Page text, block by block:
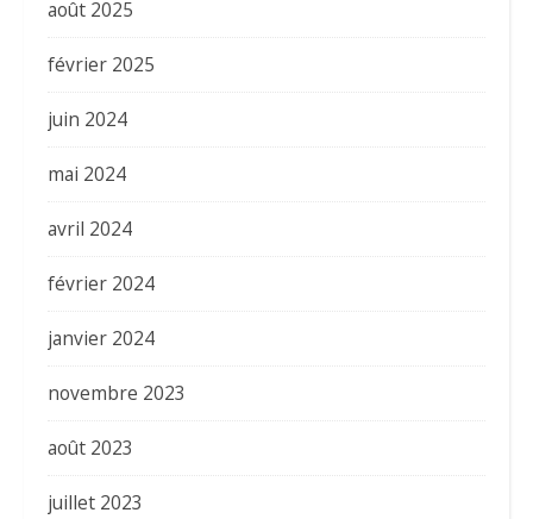
août 2025
février 2025
juin 2024
mai 2024
avril 2024
février 2024
janvier 2024
novembre 2023
août 2023
juillet 2023